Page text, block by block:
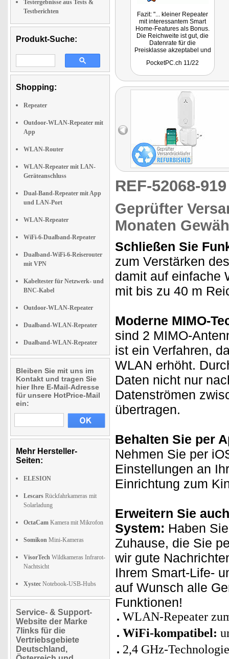
Testergebnisse aus Tests &
Testberichten
Produkt-Suche:
Shopping:
Repeater
Outdoor-WLAN-Repeater mit
App
WLAN-Router
WLAN-Repeater mit LAN-
Geräteanschluss
Dual-Band-Repeater mit App
und LAN-Port
WLAN-Repeater
WiFi-6-Dualband-Repeater
Dualband-WiFi-6-Reiserouter
mit VPN
Kabeltester für Netzwerk- und
BNC-Kabel
Outdoor-WLAN-Repeater
Dualband-WLAN-Repeater
Dualband-WLAN-Repeater
Bleiben Sie mit uns im
Kontakt und tragen Sie
hier Ihre E-Mail-Adresse
für unsere HotPrice-Mail
ein:
Mehr Hersteller-
Seiten:
ELESION
Lescars Rückfahrkameras mit
Solarladung
OctaCam Kamera mit Mikrofon
Somikon Mini-Kameras
VisorTech Wildkameras Infrarot-
Nachtsicht
Xystec Notebook-USB-Hubs
Service- & Support-
Website der Marke
7links für die
Vertriebsgebiete
Deutschland,
Fazit: "... kleiner Repeater
mit interessantem Smart
Home-Features als Bonus.
Die Reichweite ist gut, die
Datenrate für die
Preisklasse akzeptabel und
installierenden und
hintersten Winkel noch ein
stabiles WLAN zu
bekommen."
PocketPC.ch 11/22
REF-52068-
Geprüfter
Monaten
Schließen Sie
zum Verstärken
damit auf einfache
mit bis zu 40 m
Moderne MIMO-
sind 2 MIMO-
ist ein Verfahren,
WLAN erhöht.
Daten nicht nur
Datenströmen
übertragen.
Behalten Sie per
Nehmen Sie per
Einstellungen an
Einrichtung zum
Erweitern Sie
System: Haben
Zuhause, die Sie
wir gute
Ihrem Smart-Life-
auf Wunsch alle
Funktionen!
WLAN-Repeater
WiFi-kompatibel:
2,4 GHz-